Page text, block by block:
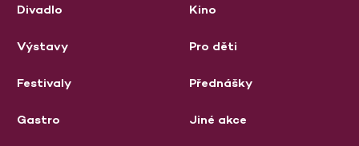
Divadlo
Výstavy
Festivaly
Gastro
Kino
Pro děti
Přednášky
Jiné akce